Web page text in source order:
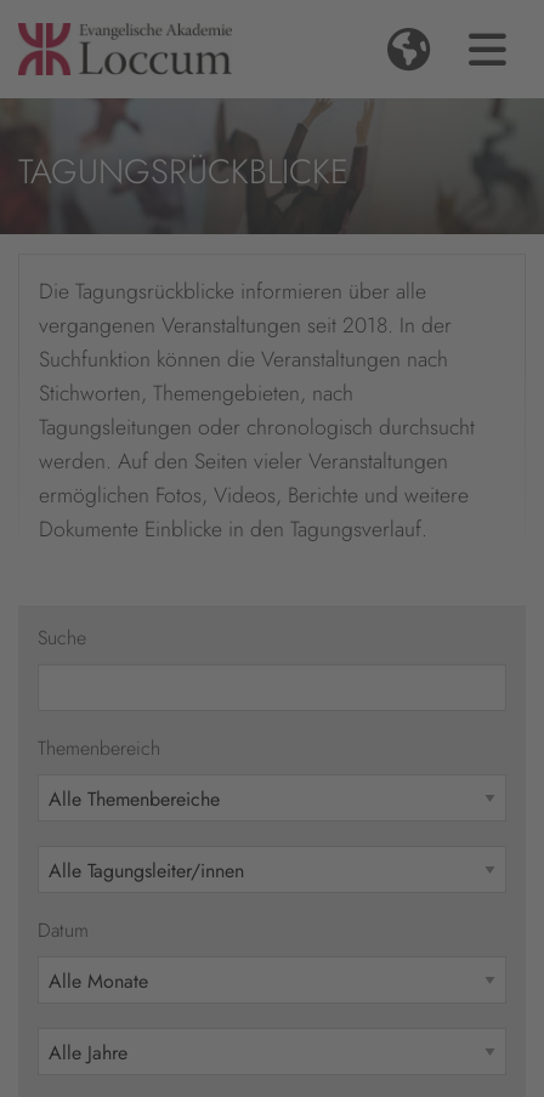
TAGUNGSRÜCKBLICKE
Die Tagungsrückblicke informieren über alle
vergangenen Veranstaltungen seit 2018. In der
Suchfunktion können die Veranstaltungen nach
Stichworten, Themengebieten, nach
Tagungsleitungen oder chronologisch durchsucht
werden. Auf den Seiten vieler Veranstaltungen
ermöglichen Fotos, Videos, Berichte und weitere
Dokumente Einblicke in den Tagungsverlauf.
Suche
Themenbereich
Datum